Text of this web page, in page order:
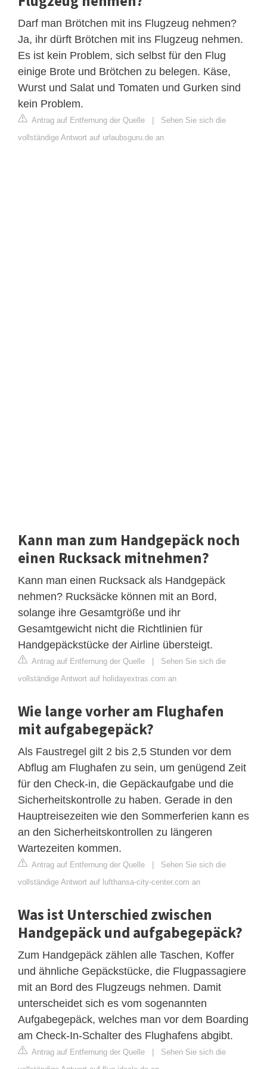
Darf man Brötchen mit ins Flugzeug nehmen?
Ja, ihr dürft Brötchen mit ins Flugzeug nehmen.
Es ist kein Problem, sich selbst für den Flug
einige Brote und Brötchen zu belegen. Käse,
Wurst und Salat und Tomaten und Gurken sind
kein Problem.
Antrag auf Entfernung der Quelle | Sehen Sie sich die
vollständige Antwort auf urlaubsguru.de an
Kann man zum Handgepäck noch
einen Rucksack mitnehmen?
Kann man einen Rucksack als Handgepäck
nehmen? Rucksäcke können mit an Bord,
solange ihre Gesamtgröße und ihr
Gesamtgewicht nicht die Richtlinien für
Handgepäckstücke der Airline übersteigt.
Antrag auf Entfernung der Quelle | Sehen Sie sich die
vollständige Antwort auf holidayextras.com an
Wie lange vorher am Flughafen
mit aufgabegepäck?
Als Faustregel gilt 2 bis 2,5 Stunden vor dem
Abflug am Flughafen zu sein, um genügend Zeit
für den Check-in, die Gepäckaufgabe und die
Sicherheitskontrolle zu haben. Gerade in den
Hauptreisezeiten wie den Sommerferien kann es
an den Sicherheitskontrollen zu längeren
Wartezeiten kommen.
Antrag auf Entfernung der Quelle | Sehen Sie sich die
vollständige Antwort auf lufthansa-city-center.com an
Was ist Unterschied zwischen
Handgepäck und aufgabegepäck?
Zum Handgepäck zählen alle Taschen, Koffer
und ähnliche Gepäckstücke, die Flugpassagiere
mit an Bord des Flugzeugs nehmen. Damit
unterscheidet sich es vom sogenannten
Aufgabegepäck, welches man vor dem Boarding
am Check-In-Schalter des Flughafens abgibt.
Antrag auf Entfernung der Quelle | Sehen Sie sich die